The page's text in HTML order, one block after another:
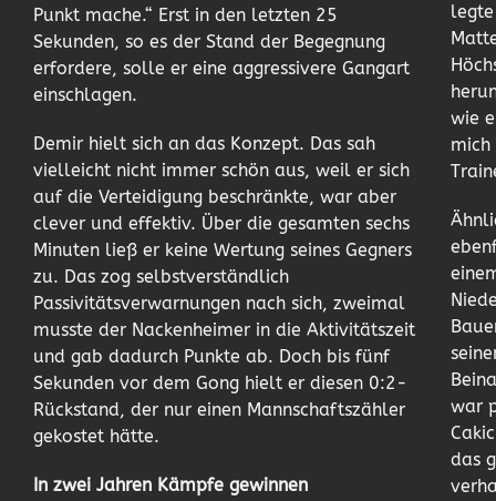
Punkt mache.“ Erst in den letzten 25
Sekunden, so es der Stand der Begegnung
erfordere, solle er eine aggressivere Gangart
einschlagen.
Demir hielt sich an das Konzept. Das sah
vielleicht nicht immer schön aus, weil er sich
auf die Verteidigung beschränkte, war aber
clever und effektiv. Über die gesamten sechs
Minuten ließ er keine Wertung seines Gegners
zu. Das zog selbstverständlich
Passivitätsverwarnungen nach sich, zweimal
musste der Nackenheimer in die Aktivitätszeit
und gab dadurch Punkte ab. Doch bis fünf
Sekunden vor dem Gong hielt er diesen 0:2-
Rückstand, der nur einen Mannschaftszähler
gekostet hätte.
In zwei Jahren Kämpfe gewinnen
wie
mich
war
das